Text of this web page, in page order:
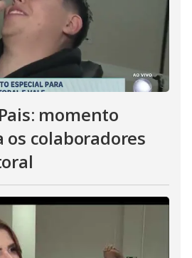
momento
os colaboradores